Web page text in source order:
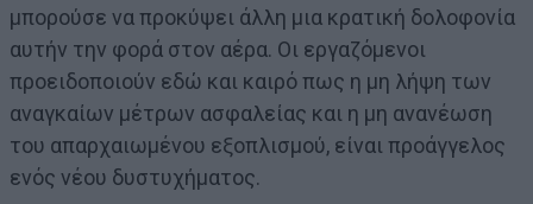
μπορούσε να προκύψει άλλη μια κρατική δολοφονία
αυτήν την φορά στον αέρα. Οι εργαζόμενοι
προειδοποιούν εδώ και καιρό πως η μη λήψη των
αναγκαίων μέτρων ασφαλείας και η μη ανανέωση
του απαρχαιωμένου εξοπλισμού, είναι προάγγελος
ενός νέου δυστυχήματος.